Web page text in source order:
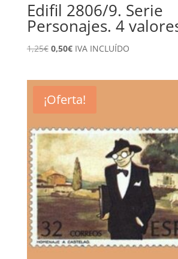
Edifil 2806/9. Serie
Personajes. 4
1,25€ El
1,25€.
0,50€El
0,50€.
IVA INCLUÍDO
¡Oferta!